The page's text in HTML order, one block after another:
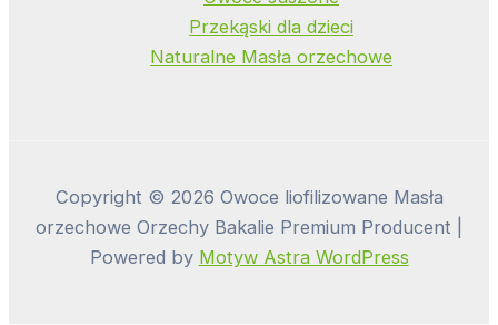
Przekąski dla dzieci
Naturalne Masła orzechowe
Copyright © 2026 Owoce liofilizowane Masła
orzechowe Orzechy Bakalie Premium Producent |
Powered by Motyw Astra WordPress